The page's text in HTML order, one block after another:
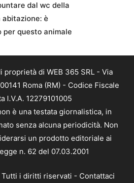
dal wc della
è
per questo animale
proprietà di WEB 365 SRL - Via
Roma (RM) - Codice Fiscale
I.V.A. 12279101005
è una testata giornalistica, in
senza alcuna periodicità. Non
un prodotto editoriale ai
n. 62 del 07.03.2001
i diritti riservati - Contattaci